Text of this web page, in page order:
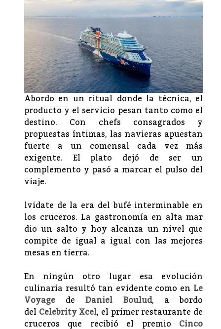
Abordo en un ritual donde la técnica, el
producto y el servicio pesan tanto como el
destino. Con chefs consagrados y
propuestas íntimas, las navieras apuestan
fuerte a un comensal cada vez más
exigente. El plato dejó de ser un
complemento y pasó a marcar el pulso del
viaje.
lvidate de la era del bufé interminable en
los cruceros. La gastronomía en alta mar
dio un salto y hoy alcanza un nivel que
compite de igual a igual con las mejores
mesas en tierra.
En ningún otro lugar esa evolución
culinaria resultó tan evidente como en Le
Voyage deDaniel Boulud, a bordo
del Celebrity Xcel, el primer restaurante de
cruceros que recibió el premio Cinco